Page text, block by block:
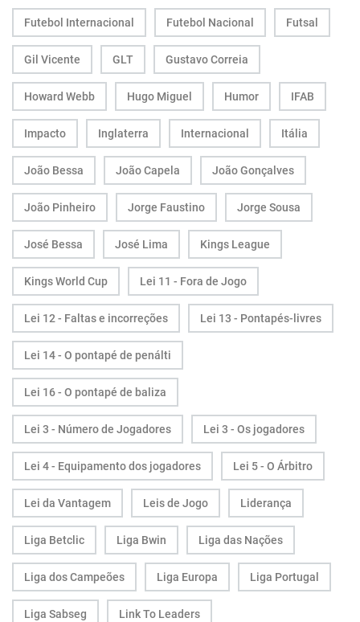
Futebol Internacional Futebol Nacional Futsal
Gil Vicente GLT Gustavo Correia
Howard Webb Hugo Miguel Humor IFAB
Impacto Inglaterra Internacional Itália
João Bessa João Capela João Gonçalves
João Pinheiro Jorge Faustino Jorge Sousa
José Bessa José Lima Kings League
Kings World Cup Lei 11 - Fora de Jogo
Lei 12 - Faltas e incorreções Lei 13 - Pontapés-livres
Lei 14 - O pontapé de penálti
Lei 16 - O pontapé de baliza
Lei 3 - Número de Jogadores Lei 3 - Os jogadores
Lei 4 - Equipamento dos jogadores Lei 5 - O Árbitro
Lei da Vantagem Leis de Jogo Liderança
Liga Betclic Liga Bwin Liga das Nações
Liga dos Campeões Liga Europa Liga Portugal
Liga Sabseg Link To Leaders